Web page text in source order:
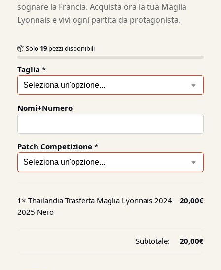
sognare la Francia. Acquista ora la tua Maglia
Lyonnais e vivi ogni partita da protagonista.
📦 Solo 19 pezzi disponibili
Taglia *
Nomi+Numero
Patch Competizione *
1× Thailandia Trasferta Maglia Lyonnais 2024
2025 Nero
20,00€
Subtotale: 20,00€